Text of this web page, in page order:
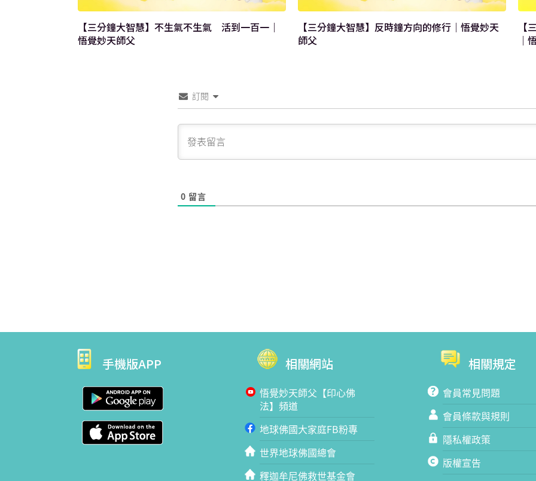
【三分鐘大智慧】不生氣不生氣 活到一百一｜
悟覺妙天師父
【三分鐘大智慧】反時鐘方向的修行｜悟覺妙天
師父
【
｜
訂閱
0 留言
手機版APP 相關網站
悟覺妙天師父【印心佛
法】頻道
地球佛國大家庭FB粉專
世界地球佛國總會
釋迦牟尼佛救世基金會
相關規定
會員常見問題
會員條款與規則
隱私權政策
版權宣告